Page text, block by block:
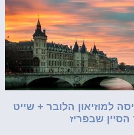
למוזיאון הלובר + שייט
שבפריז